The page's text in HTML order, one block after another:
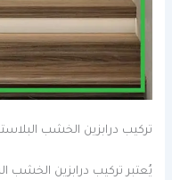
تركيب درابزين الخشب
يُعتبر تركيب درابزين الخشب